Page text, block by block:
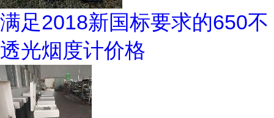
满足2018新国标要求的650不
透光烟度计价格